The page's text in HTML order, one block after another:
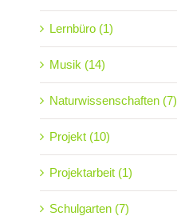
Lernbüro (1)
Musik (14)
Naturwissenschaften (7)
Projekt (10)
Projektarbeit (1)
Schulgarten (7)